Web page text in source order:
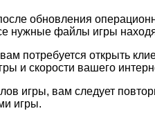
обновления
нужные файлы игры
потребуется открыть
и скорости вашего
игры, вам следует
игры.